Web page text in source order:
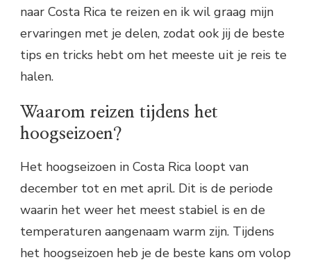
naar Costa Rica te reizen en ik wil graag mijn
ervaringen met je delen, zodat ook jij de beste
tips en tricks hebt om het meeste uit je reis te
halen.
Waarom reizen tijdens het
hoogseizoen?
Het hoogseizoen in Costa Rica loopt van
december tot en met april. Dit is de periode
waarin het weer het meest stabiel is en de
temperaturen aangenaam warm zijn. Tijdens
het hoogseizoen heb je de beste kans om volop